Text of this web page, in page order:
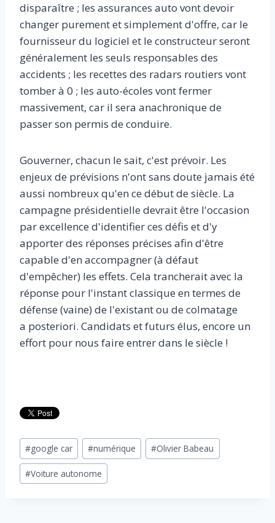
disparaître ; les assurances auto vont devoir
changer purement et simplement d'offre, car le
fournisseur du logiciel et le constructeur seront
généralement les seuls responsables des
accidents ; les recettes des radars routiers vont
tomber à 0 ; les auto-écoles vont fermer
massivement, car il sera anachronique de
passer son permis de conduire.
Gouverner, chacun le sait, c'est prévoir. Les
enjeux de prévisions n'ont sans doute jamais été
aussi nombreux qu'en ce début de siècle. La
campagne présidentielle devrait être l'occasion
par excellence d'identifier ces défis et d'y
apporter des réponses précises afin d'être
capable d'en accompagner (à défaut
d'empêcher) les effets. Cela trancherait avec la
réponse pour l'instant classique en termes de
défense (vaine) de l'existant ou de colmatage
a posteriori. Candidats et futurs élus, encore un
effort pour nous faire entrer dans le siècle !
Étiquettes
de
la
#google car #numérique #Olivier Babeau
#Voiture autonome